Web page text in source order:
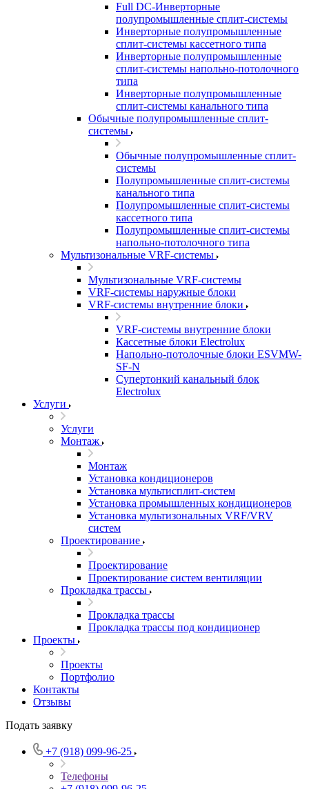
Full DC-Инверторные
полупромышленные сплит-системы
Инверторные полупромышленные
сплит-системы кассетного типа
Инверторные полупромышленные
сплит-системы напольно-потолочного
типа
Инверторные полупромышленные
сплит-системы канального типа
Обычные полупромышленные сплит-
системы
Обычные полупромышленные сплит-
системы
Полупромышленные сплит-системы
канального типа
Полупромышленные сплит-системы
кассетного типа
Полупромышленные сплит-системы
напольно-потолочного типа
Мультизональные VRF-системы
Мультизональные VRF-системы
VRF-системы наружные блоки
VRF-системы внутренние блоки
VRF-системы внутренние блоки
Кассетные блоки Electrolux
Напольно-потолочные блоки ESVMW-
SF-N
Супертонкий канальный блок
Electrolux
Услуги
Услуги
Монтаж
Монтаж
Установка кондиционеров
Установка мультисплит-систем
Установка промышленных кондиционеров
Установка мультизональных VRF/VRV
систем
Проектирование
Проектирование
Проектирование систем вентиляции
Прокладка трассы
Прокладка трассы
Прокладка трассы под кондиционер
Проекты
Проекты
Портфолио
Контакты
Отзывы
Подать заявку
+7 (918) 099-96-25
Телефоны